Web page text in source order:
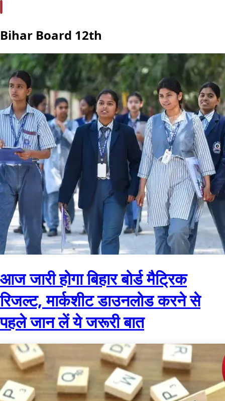
Bihar Board 12th
आज जारी होगा बिहार बोर्ड मैट्रिक
रिजल्ट, मार्कशीट डाउनलोड करने से
पहले जान लें ये जरूरी बात